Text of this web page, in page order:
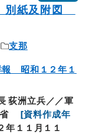
別紙及附図
支那
昭和１２年１
荻洲立兵／／軍
[資料作成年
年１１月１１